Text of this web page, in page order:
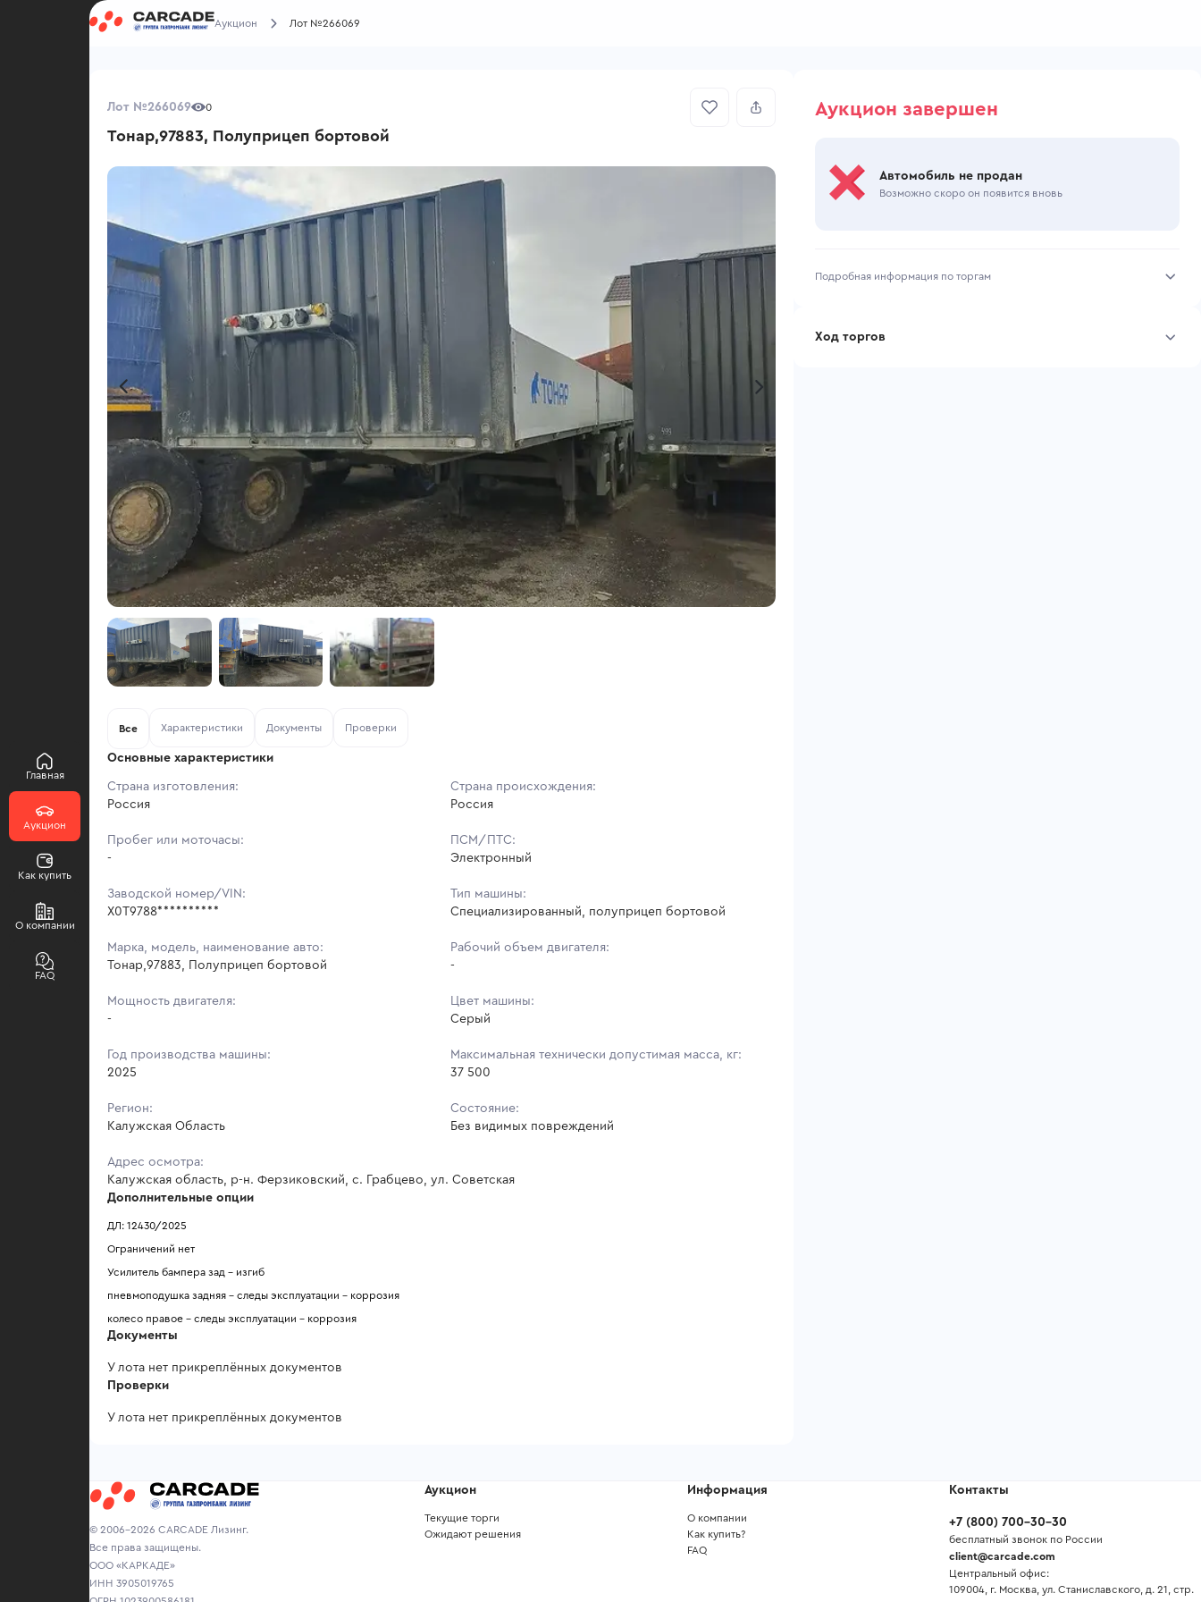
Главная
Аукцион
Как купить
О компании
FAQ
Аукцион Лот №266069
Лот №266069 0
Тонар,97883, Полуприцеп бортовой
Все Характеристики Документы Проверки
Основные характеристики
Страна изготовления:
Россия
Страна происхождения:
Россия
Пробег или моточасы:
-
ПСМ/ПТС:
Электронный
Заводской номер/VIN:
X0T9788**********
Тип машины:
Специализированный, полуприцеп бортовой
Марка, модель, наименование авто:
Тонар,97883, Полуприцеп бортовой
Рабочий объем двигателя:
-
Мощность двигателя:
-
Цвет машины:
Серый
Год производства машины:
2025
Максимальная технически допустимая масса, кг:
37 500
Регион:
Калужская Область
Состояние:
Без видимых повреждений
Адрес осмотра:
Калужская область, р-н. Ферзиковский, с. Грабцево, ул. Советская
Дополнительные опции
ДЛ: 12430/2025
Ограничений нет
Усилитель бампера зад - изгиб
пневмоподушка задняя - следы эксплуатации - коррозия
колесо правое - следы эксплуатации - коррозия
Документы
У лота нет прикреплённых документов
Проверки
У лота нет прикреплённых документов
Аукцион завершен
Автомобиль не продан
Возможно скоро он появится вновь
Подробная информация по торгам
Ход торгов
© 2006-2026 CARCADE Лизинг.
Все права защищены.
ООО «КАРКАДЕ»
ИНН 3905019765
Аукцион
Текущие торги
Ожидают решения
Информация
О компании
Как купить?
FAQ
Контакты
+7 (800) 700-30-30
бесплатный звонок по России
client@carcade.com
Центральный офис:
109004, г. Москва, ул. Станиславского, д. 21, стр.